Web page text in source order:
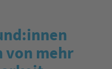
mehr